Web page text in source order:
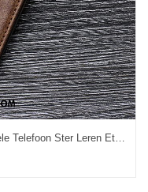
Samsung Galaxy A5 2017 Hoesje Mobiele Telefoon Ster Leren Etui, Samsung Galaxy A5 2017 Hoesje Folio Vintage Braun